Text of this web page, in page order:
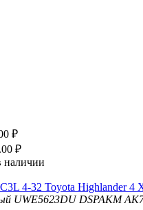
₽
₽
наличии
4-32 Toyota Highlander
UWE5623DU DSPAKM